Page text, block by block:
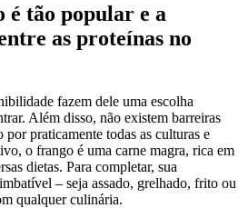
é tão popular e a
as proteínas no
fazem dele uma escolha
Além disso, não existem barreiras
praticamente todas as culturas e
o frango é uma carne magra, rica em
dietas. Para completar, sua
– seja assado, grelhado, frito ou
qualquer culinária.